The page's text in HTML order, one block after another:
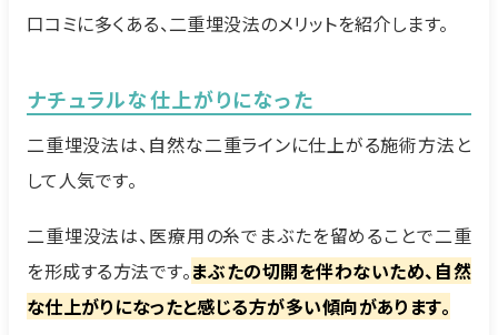
口コミに多くある、二重埋没法のメリットを紹介します。
ナチュラルな仕上がりになった
二重埋没法は、自然な二重ラインに仕上がる施術方法と
して人気です。
二重埋没法は、医療用の糸でまぶたを留めることで二重
を形成する方法です。まぶたの切開を伴わないため、自然
な仕上がりになったと感じる方が多い傾向があります。